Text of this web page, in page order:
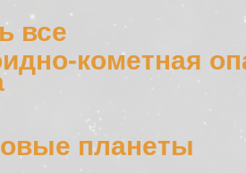
все
кометная
планеты